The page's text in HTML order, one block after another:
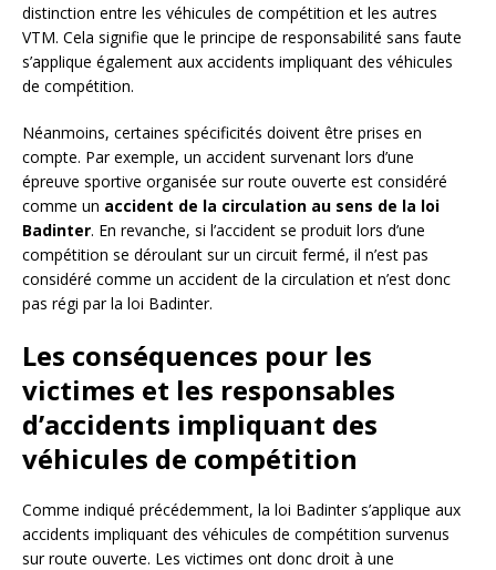
distinction entre les véhicules de compétition et les autres
VTM. Cela signifie que le principe de responsabilité sans faute
s’applique également aux accidents impliquant des véhicules
de compétition.
Néanmoins, certaines spécificités doivent être prises en
compte. Par exemple, un accident survenant lors d’une
épreuve sportive organisée sur route ouverte est considéré
comme un accident de la circulation au sens de la loi
Badinter. En revanche, si l’accident se produit lors d’une
compétition se déroulant sur un circuit fermé, il n’est pas
considéré comme un accident de la circulation et n’est donc
pas régi par la loi Badinter.
Les conséquences pour les
victimes et les responsables
d’accidents impliquant des
véhicules de compétition
Comme indiqué précédemment, la loi Badinter s’applique aux
accidents impliquant des véhicules de compétition survenus
sur route ouverte. Les victimes ont donc droit à une